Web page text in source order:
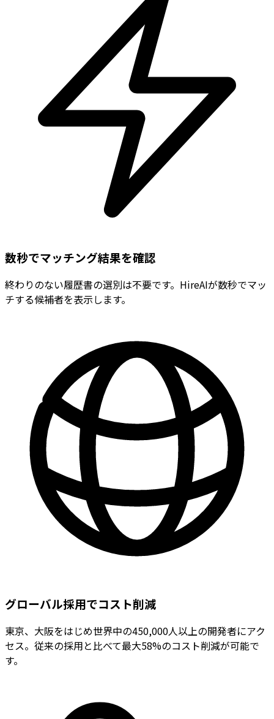
数秒でマッチング結果を確認
終わりのない履歴書の選別は不要です。HireAIが数秒でマッ
チする候補者を表示します。
グローバル採用でコスト削減
東京、大阪をはじめ世界中の450,000人以上の開発者にアク
セス。従来の採用と比べて最大58%のコスト削減が可能で
す。